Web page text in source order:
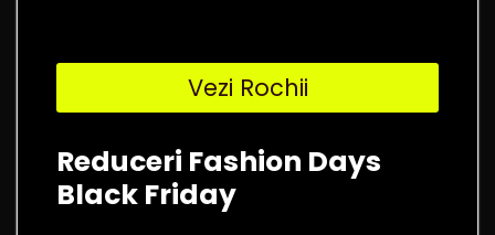
Vezi Rochii
Reduceri Fashion Days
Black Friday